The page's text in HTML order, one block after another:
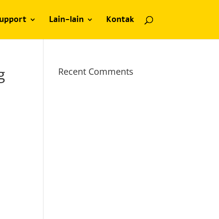
Lain-lain Kontak
Recent Comments